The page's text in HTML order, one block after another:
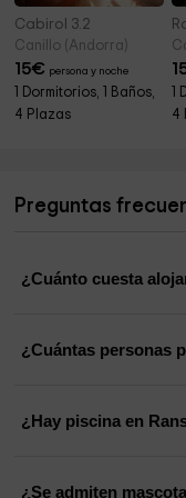
Cabirol 3.2
Canillo (Andorra)
15€ persona y noche
1 Dormitorios, 1 Baños,
4 Plazas
4
Preguntas
¿Cuánto cuesta
¿Cuántas personas
¿Hay piscina en
¿Se admiten